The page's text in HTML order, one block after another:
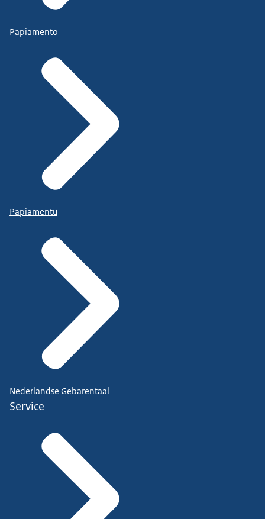
Papiamento
Papiamentu
Nederlandse Gebarentaal
Service